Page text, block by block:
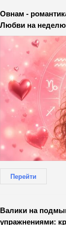
Овнам -
Любви на неделю
Перейти
Валики на
упражнениями: